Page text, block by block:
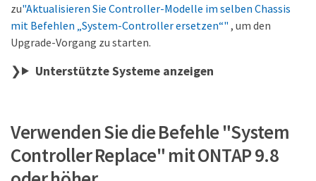
zu"Aktualisieren Sie Controller-Modelle im selben Chassis
mit Befehlen „System-Controller ersetzen“" , um den
Upgrade-Vorgang zu starten.
Unterstützte Systeme anzeigen
Verwenden Sie die Befehle "System
Controller Replace" mit ONTAP 9.8